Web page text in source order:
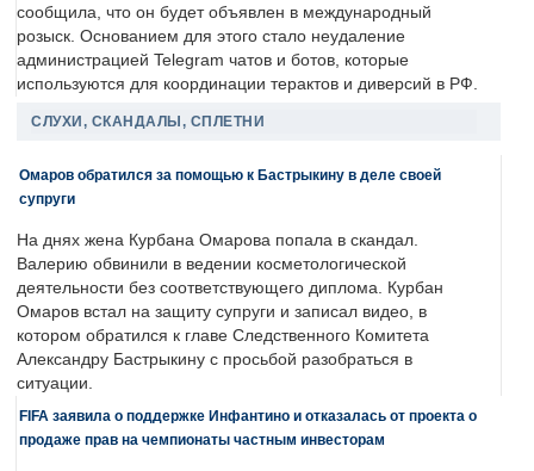
сообщила, что он будет объявлен в международный
розыск. Основанием для этого стало неудаление
администрацией Telegram чатов и ботов, которые
используются для координации терактов и диверсий в РФ.
СЛУХИ, СКАНДАЛЫ, СПЛЕТНИ
Омаров обратился за помощью к Бастрыкину в деле своей
супруги
На днях жена Курбана Омарова попала в скандал.
Валерию обвинили в ведении косметологической
деятельности без соответствующего диплома. Курбан
Омаров встал на защиту супруги и записал видео, в
котором обратился к главе Следственного Комитета
Александру Бастрыкину с просьбой разобраться в
ситуации.
FIFA заявила о поддержке Инфантино и отказалась от проекта о
продаже прав на чемпионаты частным инвесторам